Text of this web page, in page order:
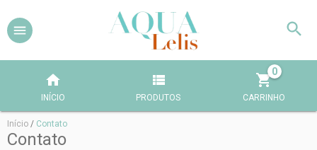
INÍCIO PRODUTOS CARRINHO
0
Início / Contato
Contato